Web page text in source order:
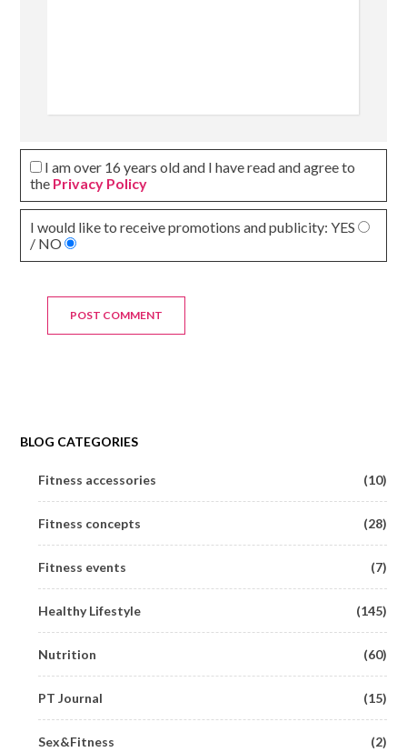
I am over 16 years old and I have read and agree to
the Privacy Policy
I would like to receive promotions and publicity:YES
/ NO
BLOG CATEGORIES
Fitness accessories (10)
Fitness concepts (28)
Fitness events (7)
Healthy Lifestyle (145)
Nutrition (60)
PT Journal (15)
Sex&Fitness (2)